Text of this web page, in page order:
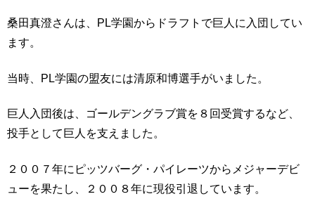
桑田真澄さんは、PL学園からドラフトで巨人に入団してい
ます。
当時、PL学園の盟友には清原和博選手がいました。
巨人入団後は、ゴールデングラブ賞を８回受賞するなど、
投手として巨人を支えました。
２００７年にピッツバーグ・パイレーツからメジャーデビ
ューを果たし、２００８年に現役引退しています。